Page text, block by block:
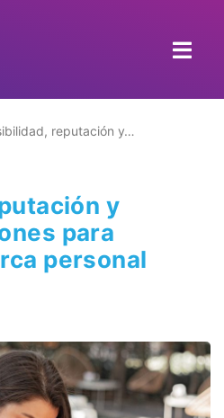
reputación y…
y
para
personal